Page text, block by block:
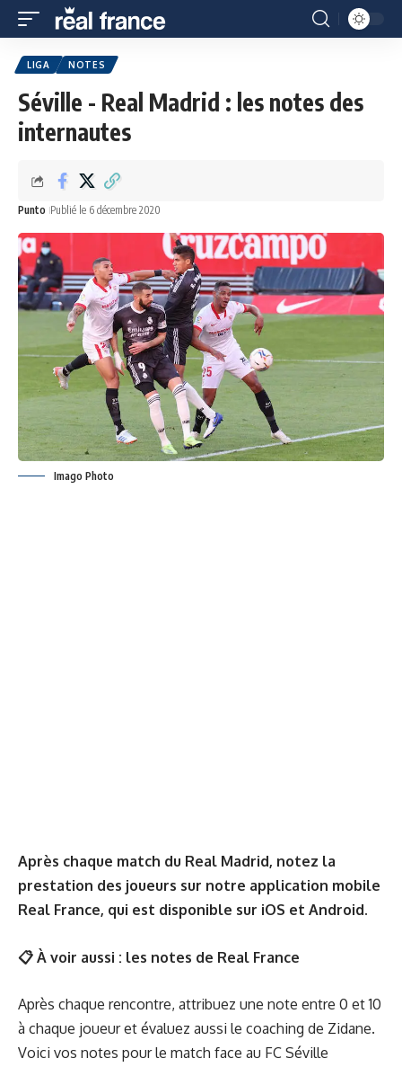
LIGA NOTES
Séville - Real Madrid : les notes des
internautes
Punto Publié le 6 décembre 2020
Imago Photo
Après chaque match du Real Madrid, notez la
prestation des joueurs sur notre application mobile
Real France, qui est disponible sur iOS et Android.
📋 À voir aussi : les notes de Real France
Après chaque rencontre, attribuez une note entre 0 et 10
à chaque joueur et évaluez aussi le coaching de Zidane.
Voici vos notes pour le match face au FC Séville